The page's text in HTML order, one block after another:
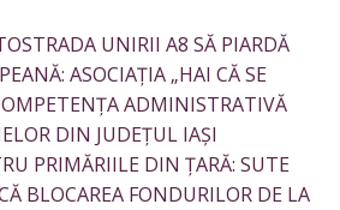
UNIRII A8 SĂ PIARDĂ
ASOCIAȚIA „HAI CĂ SE
ADMINISTRATIVĂ
DIN JUDEȚUL IAȘI
PRIMĂRIILE DIN ȚARĂ: SUTE
BLOCAREA FONDURILOR DE LA